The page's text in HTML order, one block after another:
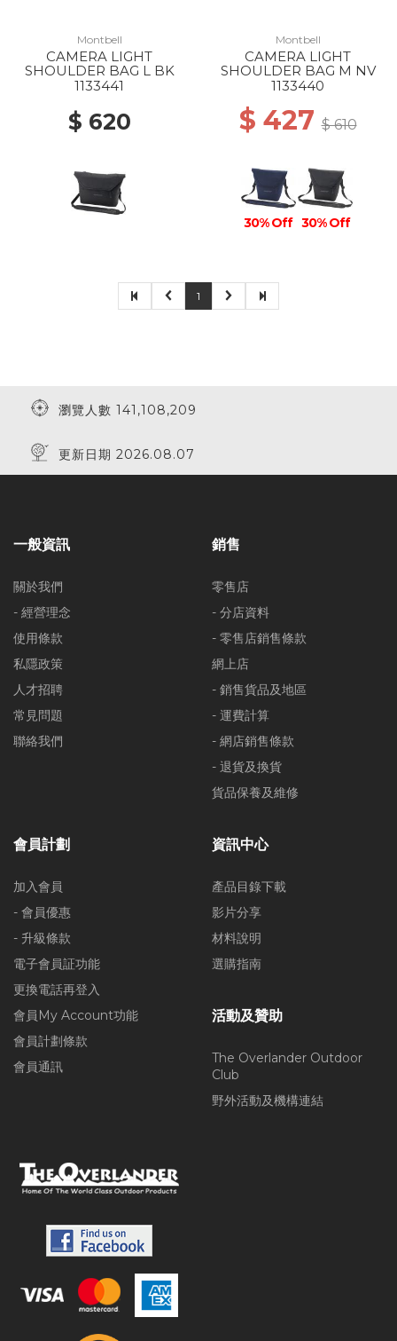
Montbell
CAMERA LIGHT
SHOULDER BAG L BK
1133441
$ 620
Montbell
CAMERA LIGHT
SHOULDER BAG M NV
1133440
$ 427$ 610
30% Off 30% Off
1
瀏覽人數 141,108,209
更新日期 2026.08.07
一般資訊
關於我們
- 經營理念
使用條款
私隱政策
人才招聘
常見問題
聯絡我們
銷售
零售店
- 分店資料
- 零售店銷售條款
網上店
- 銷售貨品及地區
- 運費計算
- 網店銷售條款
- 退貨及換貨
貨品保養及維修
會員計劃
加入會員
- 會員優惠
- 升級條款
電子會員証功能
更換電話再登入
會員My Account功能
會員計劃條款
會員通訊
資訊中心
產品目錄下載
影片分享
材料說明
選購指南
活動及贊助
The Overlander Outdoor
Club
野外活動及機構連結